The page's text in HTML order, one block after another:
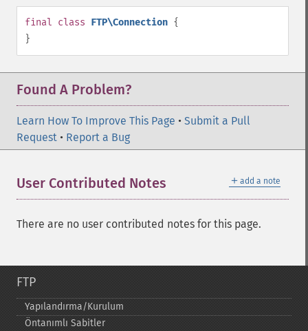
final class FTP\Connection {
}
Found A Problem?
Learn How To Improve This Page • Submit a Pull
Request • Report a Bug
＋ add a note
User Contributed Notes
There are no user contributed notes for this page.
FTP
Yapılandırma/Kurulum
Öntanımlı Sabitler